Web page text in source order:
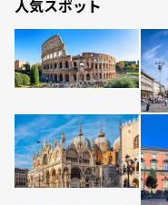
人気スポット